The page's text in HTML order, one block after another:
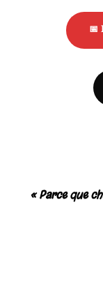
📅
« Parce que